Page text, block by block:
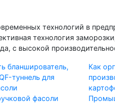
технологий в
технология
с высокой
бланширователь,
туннель для
фасоли
Как